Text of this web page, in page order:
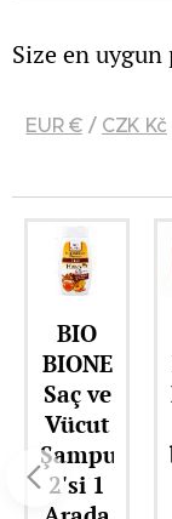
Size en
EUR €/ CZK Kč
BIO
BIONE
Saç ve
Vücut
Şampuanı
2'si 1